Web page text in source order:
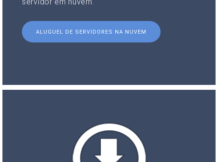
servidor em nuvem.
ALUGUEL DE SERVIDORES NA NUVEM